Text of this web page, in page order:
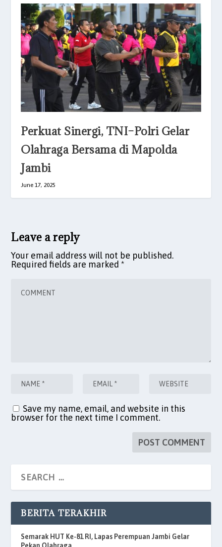
Perkuat Sinergi, TNI–Polri Gelar
Olahraga Bersama di Mapolda
Jambi
June 17, 2025
Leave a reply
Your email address will not be published.
Required fields are marked *
Save my name, email, and website in this
browser for the next time I comment.
BERITA TERAKHIR
Semarak HUT Ke-81 RI, Lapas Perempuan Jambi Gelar
Pekan Olahraga